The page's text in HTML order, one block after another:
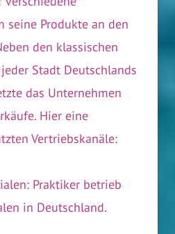
seine Produkte an den
den klassischen
Stadt Deutschlands
das Unternehmen
Hier eine
Vertriebskanäle:
Praktiker betrieb
in Deutschland.